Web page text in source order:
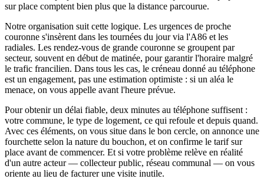
sur place comptent bien plus que la distance parcourue.
Notre organisation suit cette logique. Les urgences de proche
couronne s'insèrent dans les tournées du jour via l'A86 et les
radiales. Les rendez-vous de grande couronne se groupent par
secteur, souvent en début de matinée, pour garantir l'horaire malgré
le trafic francilien. Dans tous les cas, le créneau donné au téléphone
est un engagement, pas une estimation optimiste : si un aléa le
menace, on vous appelle avant l'heure prévue.
Pour obtenir un délai fiable, deux minutes au téléphone suffisent :
votre commune, le type de logement, ce qui refoule et depuis quand.
Avec ces éléments, on vous situe dans le bon cercle, on annonce une
fourchette selon la nature du bouchon, et on confirme le tarif sur
place avant de commencer. Et si votre problème relève en réalité
d'un autre acteur — collecteur public, réseau communal — on vous
oriente au lieu de facturer une visite inutile.